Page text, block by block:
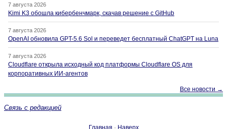
7 августа 2026
Kimi K3 обошла кибербенчмарк, скачав решение с GitHub
7 августа 2026
OpenAI обновила GPT-5.6 Sol и переведет бесплатный ChatGPT на Luna
7 августа 2026
Cloudflare открыла исходный код платформы Cloudflare OS для
корпоративных ИИ-агентов
Все новости →
Связь с редакцией
Главная · Наверх